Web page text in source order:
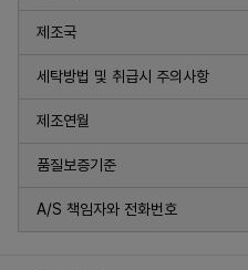
제조국
세탁방법 및 취급시 주의사항
제조연월
품질보증기준
A/S 책임자와 전화번호